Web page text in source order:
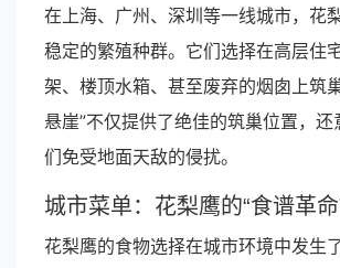
在上海、广州、深圳等一线城市，花
稳定的繁殖种群。它们选择在高层住
架、楼顶水箱、甚至废弃的烟囱上筑
悬崖”不仅提供了绝佳的筑巢位置，还
们免受地面天敌的侵扰。
城市菜单：花梨鹰的“食谱革命
花梨鹰的食物选择在城市环境中发生